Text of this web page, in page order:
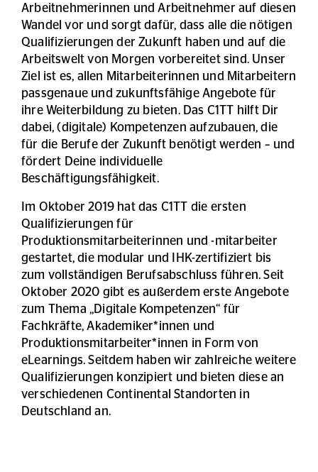
Arbeitnehmerinnen und Arbeitnehmer auf diesen
Wandel vor und sorgt dafür, dass alle die nötigen
Qualifizierungen der Zukunft haben und auf die
Arbeitswelt von Morgen vorbereitet sind. Unser
Ziel ist es, allen Mitarbeiterinnen und Mitarbeitern
passgenaue und zukunftsfähige Angebote für
ihre Weiterbildung zu bieten. Das C1TT hilft Dir
dabei, (digitale) Kompetenzen aufzubauen, die
für die Berufe der Zukunft benötigt werden – und
fördert Deine individuelle
Beschäftigungsfähigkeit.
Im Oktober 2019 hat das C1TT die ersten
Qualifizierungen für
Produktionsmitarbeiterinnen und -mitarbeiter
gestartet, die modular und IHK-zertifiziert bis
zum vollständigen Berufsabschluss führen. Seit
Oktober 2020 gibt es außerdem erste Angebote
zum Thema „Digitale Kompetenzen“ für
Fachkräfte, Akademiker*innen und
Produktionsmitarbeiter*innen in Form von
eLearnings. Seitdem haben wir zahlreiche weitere
Qualifizierungen konzipiert und bieten diese an
verschiedenen Continental Standorten in
Deutschland an.